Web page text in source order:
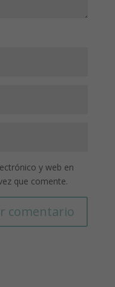
y web en
que comente.